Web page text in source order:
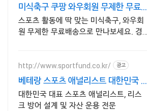
미식축구 쿠팡 와우회원 무제한 무료반
품
스포츠 활동에 딱 맞는 미식축구, 와우회
원 무제한 무료배송으로 만나보세요. 경
http://www.sportfund.co.kr/ 광고
베테랑 스포츠 애널리스트 대한민국 1
순위 전력 분석가
대한민국 대표 스포츠 애널리스트, 리스
크 방어 설계 및 자산 운용 전문